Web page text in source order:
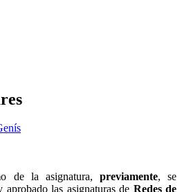
de la asignatura, previamente, se
aprobado las asignaturas de Redes de